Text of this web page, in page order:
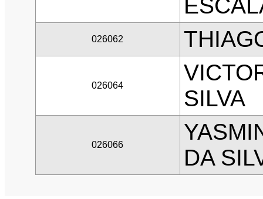
026062
026064
SILVA
026066
DA